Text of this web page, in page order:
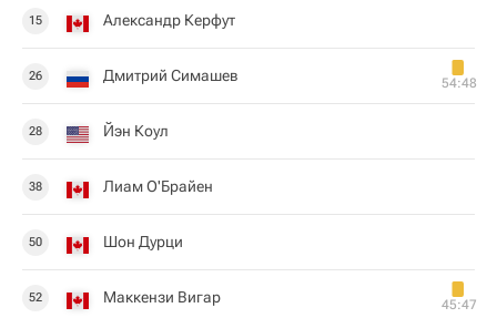
15 Александр Керфут
26 Дмитрий Симашев 54:48
28 Йэн Коул
38 Лиам О'Брайен
50 Шон Дурци
52 Маккензи Вигар 45:47